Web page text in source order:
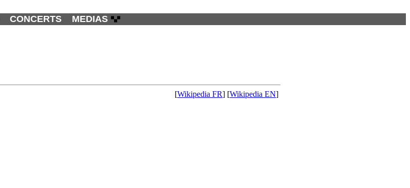
CONCERTS MEDIAS
[Wikipedia FR] [Wikipedia EN]